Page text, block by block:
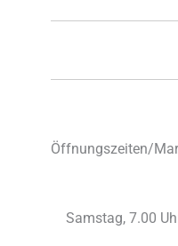
Öffnungszeiten/
Samstag, 7.00